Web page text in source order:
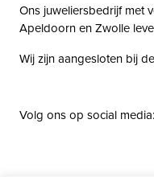
Ons juweliersbedrijf met
Apeldoorn en Zwolle
Wij zijn aangesloten bij de
Volg ons op social media: